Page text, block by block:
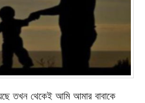
তখন থেকেই আমি আমার বাবাকে